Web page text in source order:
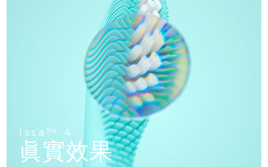
issa™ 4
眞實效果
LUNA™ 4 mini
For young skin, T-zone
LUNA™ 4 go
For travel or gym bag
LUNA™護膚
Premium cleansers & balm
面部提拉護理
Premium anti-aging skincare
BEAR™ 設備
All premium facelift devices
UFO™ 3 mini
Red light therapy device for young skin
UFO™ 3 go
Portable red light therapy
面膜
Rejuvenation & hydration
issa™ 4 smile
Hybrid silicone sonic toothbrush
issa™ 4 baby
For ages 0-3
issa™ Teeth Whitening Set
Dual LED + sonic device & 18% PAP gel
FAQ™ 101
Clinical anti-aging
FAQ™ 102
Advanced clinical anti-aging
FAQ™ 103
Luxurious clinical anti-aging set
FAQ™ 201
LED mask
FAQ™ 202
LED mask
FAQ™ 211
Anti-aging neck & décolleté LED mask
FAQ™ 301
LED hair strengthening scalp massager
FAQ™ Scalp Serum
Scalp recovery probiotic serum
肌膚年輕化
NEW
FAQ™ 501
Full-Spectrum Red Light Therapy
FAQ™ 502
Full-Spectrum Red Light Therapy
保健品
預計送達日期
預計送達日期
預計送達日期
預計送達日期
丹麥